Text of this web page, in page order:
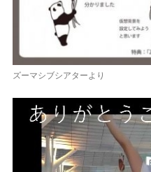
ズーマシブシアターより